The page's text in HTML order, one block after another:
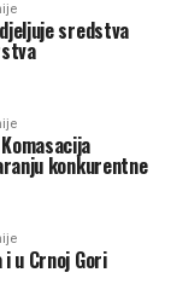
sredstva
konkurentne
u Crnoj Gori